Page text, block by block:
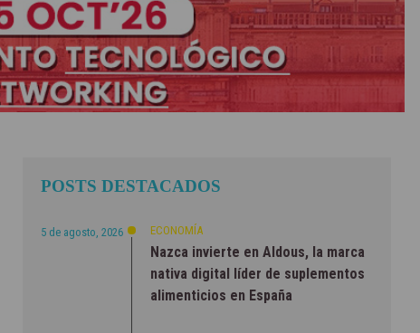
POSTS DESTACADOS
5 de agosto, 2026 ECONOMÍA
Nazca invierte en Aldous, la marca
nativa digital líder de suplementos
alimenticios en España